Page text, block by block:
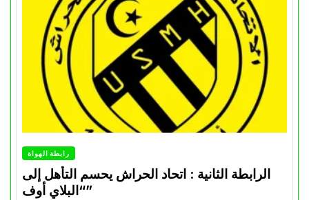
رابطة الهواة
الرابطة الثانية : اتحاد الحراش يحسم التأهل إلى
“البلاي أوف”